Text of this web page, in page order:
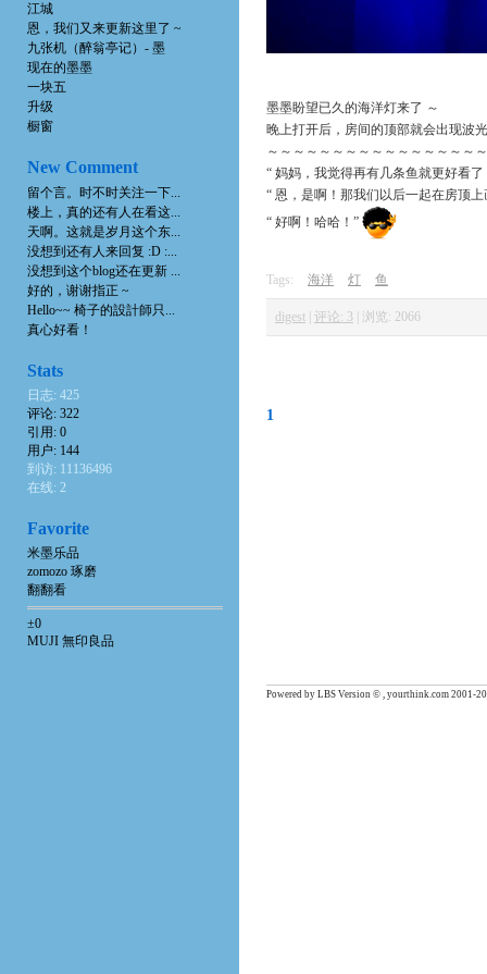
墨墨盼望已久的海洋灯来了 ～
晚上打开后，房间的顶部就会出现波
～～～～～～～～～～～～～～～～
“ 妈妈，我觉得再有几条鱼就更好看了
“ 恩，是啊！那我们以后一起在房顶
“ 好啊！哈哈！”
Tags: 海洋 灯 鱼
digest 评论: 3 浏览: 2066
1
江城
恩，我们又来更新这里了 ~
九张机（醉翁亭记）- 墨
现在的墨墨
一块五
升级
橱窗
New Comment
留个言。时不时关注一下...
楼上，真的还有人在看这...
天啊。这就是岁月这个东...
没想到还有人来回复 :D :...
没想到这个blog还在更新 ...
好的，谢谢指正 ~
Hello~~ 椅子的設計師只...
真心好看！
Stats
日志: 425
评论: 322
引用: 0
用户: 144
到访: 11136496
在线: 2
Favorite
米墨乐品
zomozo 琢磨
翻翻看
±0
MUJI 無印良品
Powered by LBS Version © , yourthink.com 2001-